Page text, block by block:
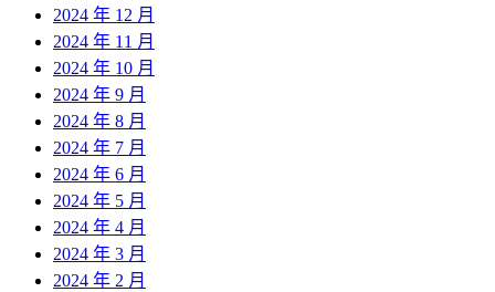
2024 年 12 月
2024 年 11 月
2024 年 10 月
2024 年 9 月
2024 年 8 月
2024 年 7 月
2024 年 6 月
2024 年 5 月
2024 年 4 月
2024 年 3 月
2024 年 2 月